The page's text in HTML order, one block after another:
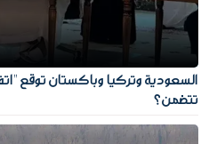
السعودية وتركيا وباكستان توقع
تتضمن؟